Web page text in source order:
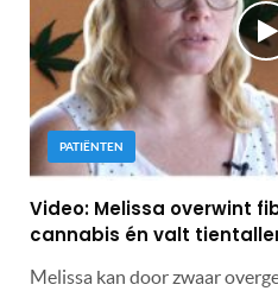
PATIËNTEN
Video: Melissa overwint
cannabis én valt
Melissa kan door zwaar